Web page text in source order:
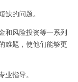
的问题。
风险投资等一系列
难题，使他们能够更
指导。